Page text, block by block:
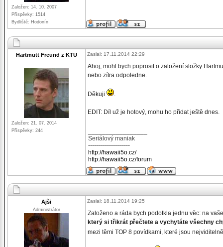
Založen: 14. 10. 2007
Příspěvky: 1514
Bydliště: Hodonín
Hartmutt Freund z KTU
Založen: 21. 07. 2014
Příspěvky: 244
Zaslal: 17.11.2014 22:29
Ahoj, mohl bych poprosit o založení složky
nebo zítra odpoledne.
Děkuji .
EDIT: Díl už je hotový, mohu ho přidat ještě dnes.
Seriálový maniak
---------------------
http://hawaii5o.cz/
http://hawaii5o.cz/forum
Ajši
Administrátor
Zaslal: 18.11.2014 19:25
Založeno a ráda bych podotkla jednu věc: na
který si třikrát přečtete a vychytáte všechny
mezi těmi TOP 8 povídkami, které jsou